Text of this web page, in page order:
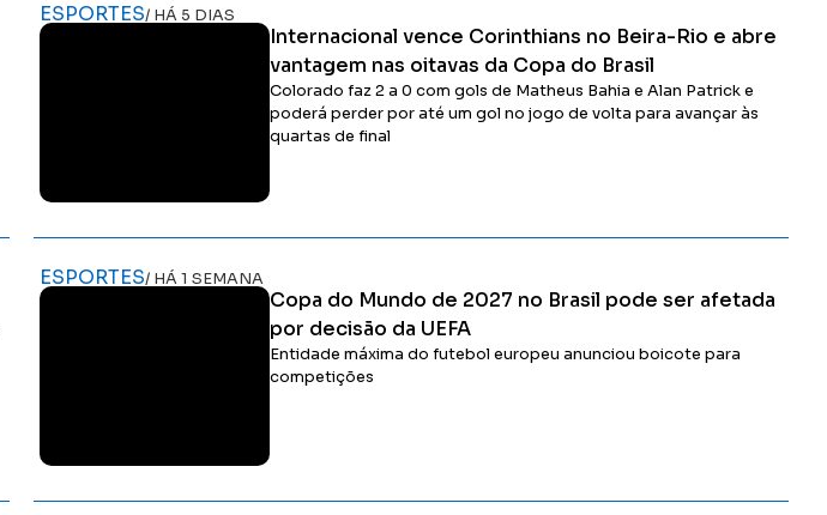
ESPORTES/ HÁ 5 DIAS
Internacional vence Corinthians no Beira-Rio e abre
vantagem nas oitavas da Copa do Brasil
Colorado faz 2 a 0 com gols de Matheus Bahia e Alan Patrick e
poderá perder por até um gol no jogo de volta para avançar às
quartas de final
ESPORTES/ HÁ 1 SEMANA
Copa do Mundo de 2027 no Brasil pode ser afetada
por decisão da UEFA
Entidade máxima do futebol europeu anunciou boicote para
competições